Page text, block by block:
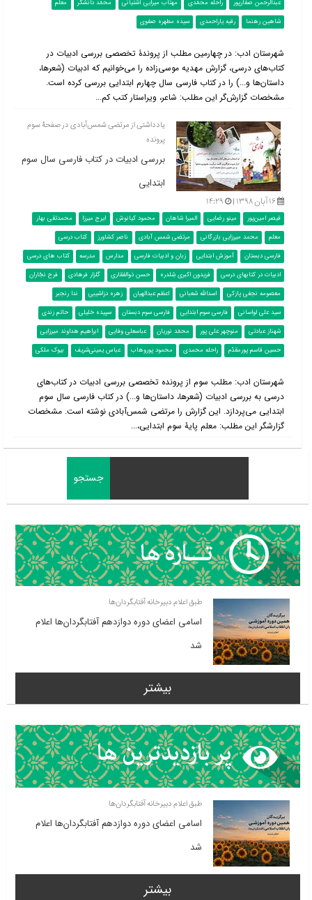
عبدالرحمن صفّارپور راحله محمّدی مهتاب میرایی آشتیانی محمّد دانشگر
معلم
شاهین رهنما
رقیه یاراحمدی سیده مطهره صفوی
شهرستان ادب: در چهارمین مطلب از پروندۀ تخصصی بررسی ادبیات در
کتاب‌‌های درسی، گزارش مهدیه موسی‌زاده را می‌خوانیم که ادبیات (شعرها،
داستان‌ها و...) را در کتاب فارسی سال چهارم ابتدایی بررسی کرده است.
مشخصات گزارش‌گر این مطلب: شاعر، ویراستار کتب کم...
یادداشتی از مرتضی شمس‌آبادی در صفحۀ سوم
پرونده
بررسی ادبیات در کتاب فارسی سال سوم
ابتدایی
۱۶ آبان ۱۳۹۸ | ۱۴:۲۹
قیصر امین‌پور مینو رضایی المیرا شاهان محمود کیانوش ایرج میرزا
محمدتقی بهار
معلم
محمد میرزایی بازرگانی مرتضی شمس آبادی ناصر کشاورز
کتاب درسی
فارسی دبستان
آموزش ابتدایی زبان و ادبیات فارسی مدارس مدرسه
کتاب های درسی
ادبیات در کتابهای درسی
فریدون اکبری شِلدره حسن ذوالفقاری گلزار فرهادی
فرح نجّاران
معصومه نجفی پازکی
اسدالله شعبانی اعظم عبدالهیان زهره دزاشیبی
ندا رنجبر
سید علی لواسانی
فارسی سوم ابتدایی فارسی سوم دبستان سپیده خلیلی
حاتم زندی
شهناز عبادتی
منوچهر علی پور محمّد نوریان عباسعلی وفایی
ابراهیم هداوند میرزایی
حسین قاسم پورمقدّم
راحله محمدی محمود پوروهاب عباس یمینی‌شریف بیوک ملکی
شهرستان ادب: مطلب سوم از پرونده تخصصی بررسی ادبیات در کتاب‌‌های
درسی به بررسی ادبیات (شعرها، داستان‌ها و...) در کتاب فارسی سال سوم
ابتدایی می‌پردازد. این گزارش را مرتضی شمس‌آبادی نوشته است. مشخصات
گزارشگر این مطلب: معلم پایۀ سوم ابتدایی،...
طبق اعلام دبیرخانه آفتابگردان‌ها
اسامی اعضای دوره دوازدهم آفتابگردان‌ها اعلام
شد
بیشتر
طبق اعلام دبیرخانه آفتابگردان‌ها
اسامی اعضای دوره دوازدهم آفتابگردان‌ها اعلام
شد
بیشتر